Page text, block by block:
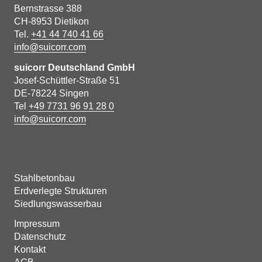
Bernstrasse 388
CH-8953 Dietikon
Tel. +41 44 740 41 66
info@suicorr.com
suicorr Deutschland GmbH
Josef-Schüttler-Straße 51
DE-78224 Singen
Tel +49 7731 96 91 28 0
info@suicorr.com
Stahlbetonbau
Erdverlegte Strukturen
Siedlungswasserbau
Impressum
Datenschutz
Kontakt